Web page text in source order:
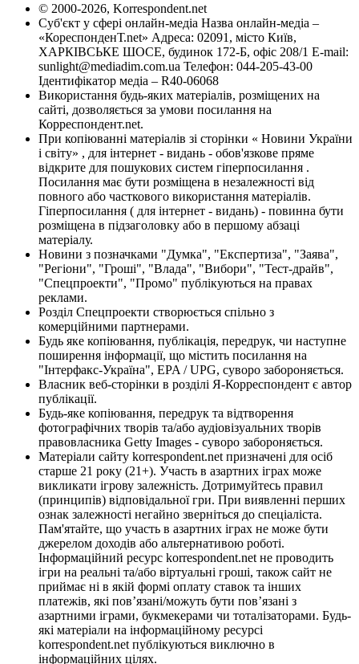
© 2000-2026, Korrespondent.net
Суб'єкт у сфері онлайн-медіа Назва онлайн-медіа –
«КореспонденТ.net» Адреса: 02091, місто Київ,
ХАРКІВСЬКЕ ШОСЕ, будинок 172-Б, офіс 208/1 E-mail:
sunlight@mediadim.com.ua Телефон: 044-205-43-00
Ідентифікатор медіа – R40-06068
Використання будь-яких матеріалів, розміщених на
сайті, дозволяється за умови посилання на
Корреспондент.net.
При копіюванні матеріалів зі сторінки « Новини України
і світу» , для інтернет - видань - обов'язкове пряме
відкрите для пошукових систем гіперпосилання .
Посилання має бути розміщена в незалежності від
повного або часткового використання матеріалів.
Гіперпосилання ( для інтернет - видань) - повинна бути
розміщена в підзаголовку або в першому абзаці
матеріалу.
Новини з позначками "Думка", "Експертиза", "Заява",
"Регіони", "Гроші", "Влада", "Вибори", "Тест-драйв",
"Спецпроекти", "Промо" публікуються на правах
реклами.
Розділ Спецпроекти створюється спільно з
комерційними партнерами.
Будь яке копіювання, публікація, передрук, чи наступне
поширення інформації, що містить посилання на
"Інтерфакс-Україна", EPA / UPG, суворо забороняється.
Власник веб-сторінки в розділі Я-Корреспондент є автор
публікації.
Будь-яке копіювання, передрук та відтворення
фотографічних творів та/або аудіовізуальних творів
правовласника Getty Images - суворо забороняється.
Матеріали сайту korrespondent.net призначені для осіб
старше 21 року (21+). Участь в азартних іграх може
викликати ігрову залежність. Дотримуйтесь правил
(принципів) відповідальної гри. При виявленні перших
ознак залежності негайно зверніться до спеціаліста.
Пам'ятайте, що участь в азартних іграх не може бути
джерелом доходів або альтернативою роботі.
Інформаційний ресурс korrespondent.net не проводить
ігри на реальні та/або віртуальні гроші, також сайт не
приймає ні в якій формі оплату ставок та інших
платежів, які пов’язані/можуть бути пов’язані з
азартними іграми, букмекерами чи тоталізаторами. Будь-
які матеріали на інформаційному ресурсі
korrespondent.net публікуються виключно в
інформаційних цілях.